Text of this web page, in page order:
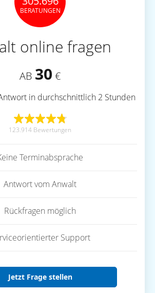
BERATUNGEN
online fragen
AB 30 €
in durchschnittlich 2 Stunden
123.914 Bewertungen
Terminabsprache
Antwort vom Anwalt
Rückfragen möglich
Support
Jetzt Frage stellen